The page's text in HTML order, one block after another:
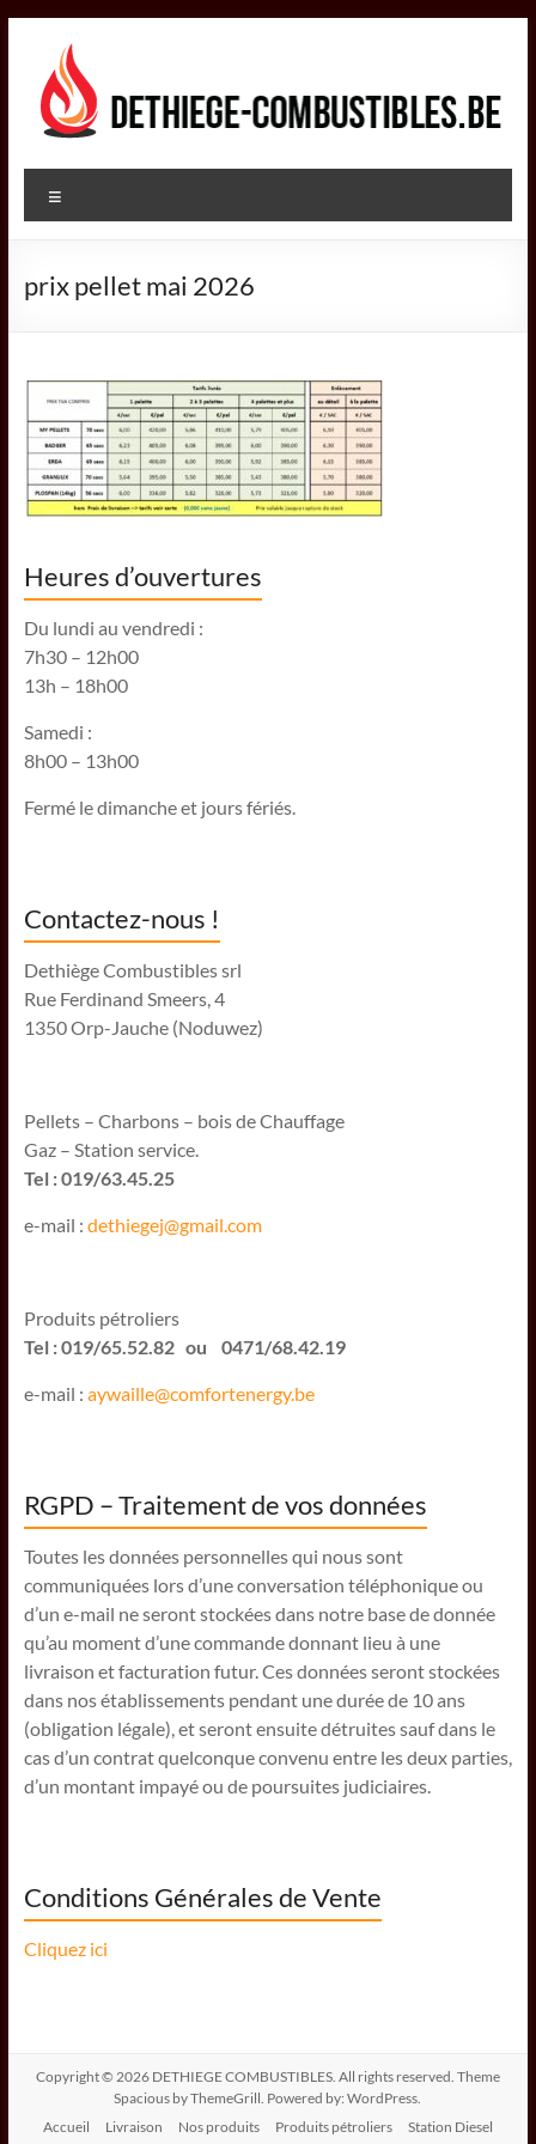
contenu
DETHIEGE
COMBUSTIBLES
dans
des
combustibles
prix pellet mai 2026
Heures d’ouvertures
Du lundi au vendredi :
7h30 – 12h00
13h – 18h00
Samedi :
8h00 – 13h00
Fermé le dimanche et jours fériés.
Contactez-nous !
Dethiège Combustibles srl
Rue Ferdinand Smeers, 4
1350 Orp-Jauche (Noduwez)
Pellets – Charbons – bois de Chauffage
Gaz – Station service.
Tel : 019/63.45.25
e-mail : dethiegej@gmail.com
Produits pétroliers
Tel : 019/65.52.82 ou 0471/68.42.19
e-mail : aywaille@comfortenergy.be
RGPD – Traitement de vos données
Toutes les données personnelles qui nous sont
communiquées lors d’une conversation téléphonique ou
d’un e-mail ne seront stockées dans notre base de donnée
qu’au moment d’une commande donnant lieu à une
livraison et facturation futur. Ces données seront stockées
dans nos établissements pendant une durée de 10 ans
(obligation légale), et seront ensuite détruites sauf dans le
cas d’un contrat quelconque convenu entre les deux parties,
d’un montant impayé ou de poursuites judiciaires.
Conditions Générales de Vente
Cliquez ici
Copyright © 2026 DETHIEGE COMBUSTIBLES. All rights reserved. Theme
Spacious by ThemeGrill. Powered by:WordPress
Accueil
Livraison Nos produits Produits pétroliers
Station Diesel